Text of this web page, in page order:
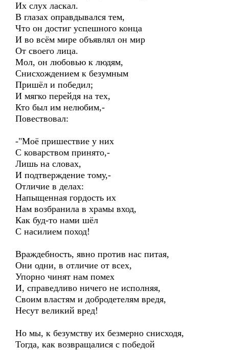
Их слух ласкал.
В глазах оправдывался тем,
Что он достиг успешного конца
И во всём мире объявлял он мир
От своего лица.
Мол, он любовью к людям,
Снисхождением к безумным
Пришёл и победил;
И мягко перейдя на тех,
Кто был им нелюбим,-
Повествовал:
-"Моё пришествие у них
С коварством принято,-
Лишь на словах,
И подтверждение тому,-
Отличие в делах:
Напыщенная гордость их
Нам возбранила в храмы вход,
Как буд-то нами шёл
С насилием поход!
Враждебность, явно против нас питая,
Они одни, в отличие от всех,
Упорно чинят нам помех
И, справедливо ничего не исполняя,
Своим властям и добродетелям вредя,
Несут великий вред!
Но мы, к безумству их безмерно снисходя,
Тогда, как возвращалися с победой